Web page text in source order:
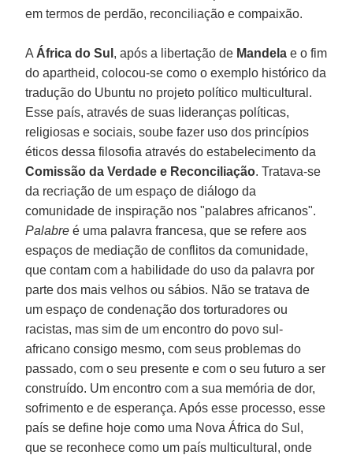
em termos de perdão, reconciliação e compaixão.
A África do Sul , após a libertação de Mandela e o fim
do apartheid, colocou-se como o exemplo histórico da
tradução do Ubuntu no projeto político multicultural.
Esse país, através de suas lideranças políticas,
religiosas e sociais, soube fazer uso dos princípios
éticos dessa filosofia através do estabelecimento da
Comissão da Verdade e Reconciliação. Tratava-se
da recriação de um espaço de diálogo da
comunidade de inspiração nos "palabres africanos".
Palabre é uma palavra francesa, que se refere aos
espaços de mediação de conflitos da comunidade,
que contam com a habilidade do uso da palavra por
parte dos mais velhos ou sábios. Não se tratava de
um espaço de condenação dos torturadores ou
racistas, mas sim de um encontro do povo sul-
africano consigo mesmo, com seus problemas do
passado, com o seu presente e com o seu futuro a ser
construído. Um encontro com a sua memória de dor,
sofrimento e de esperança. Após esse processo, esse
país se define hoje como uma Nova África do Sul,
que se reconhece como um país multicultural, onde